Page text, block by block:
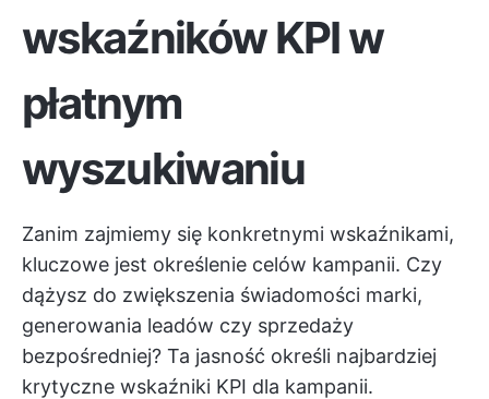
wskaźników KPI w
płatnym
wyszukiwaniu
Zanim zajmiemy się konkretnymi wskaźnikami,
kluczowe jest określenie celów kampanii. Czy
dążysz do zwiększenia świadomości marki,
generowania leadów czy sprzedaży
bezpośredniej? Ta jasność określi najbardziej
krytyczne wskaźniki KPI dla kampanii.